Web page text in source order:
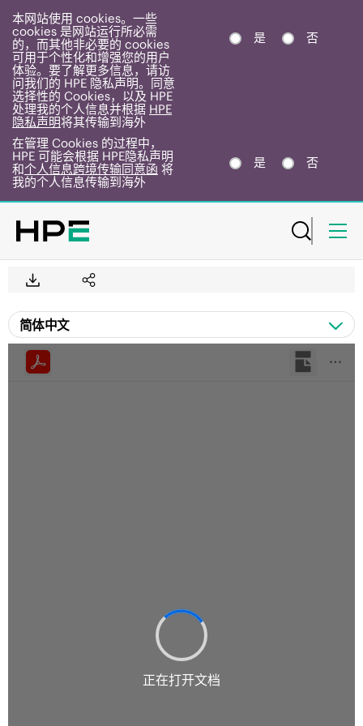
本网站使用 cookies。一些
cookies 是网站运行所必需
的，而其他非必要的 cookies
可用于个性化和增强您的用户
体验。要了解更多信息，请访
问我们的 HPE 隐私声明。同意
选择性的 Cookies，以及 HPE
处理我的个人信息并根据 HPE
隐私声明将其传输到海外
是 否
在管理 Cookies 的过程中，
HPE 可能会根据 HPE隐私声明
和个人信息跨境传输同意函 将
我的个人信息传输到海外
是 否